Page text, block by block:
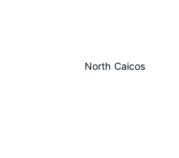
North Caicos